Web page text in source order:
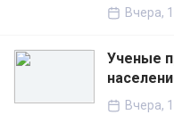
Вчера,
Ученые
Вчера,